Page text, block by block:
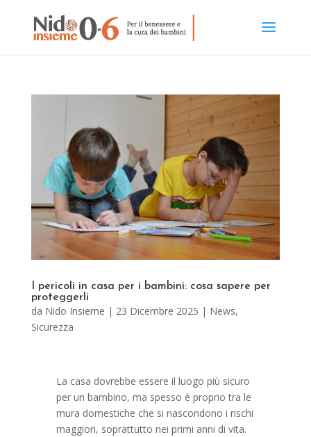
I pericoli in casa per i bambini: cosa sapere per
proteggerli
da Nido Insieme | 23 Dicembre 2025 | News,
Sicurezza
La casa dovrebbe essere il luogo più sicuro
per un bambino, ma spesso è proprio tra le
mura domestiche che si nascondono i rischi
maggiori, soprattutto nei primi anni di vita.